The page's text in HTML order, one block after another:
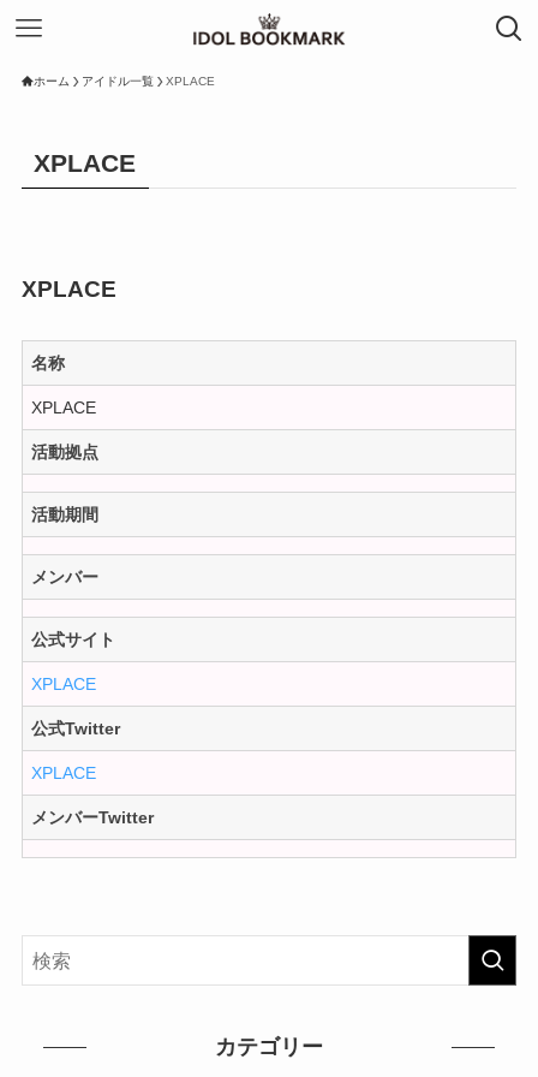
ホーム アイドル一覧 XPLACE
XPLACE
XPLACE
名称
XPLACE
活動拠点
活動期間
メンバー
公式サイト
XPLACE
公式Twitter
XPLACE
メンバーTwitter
カテゴリー